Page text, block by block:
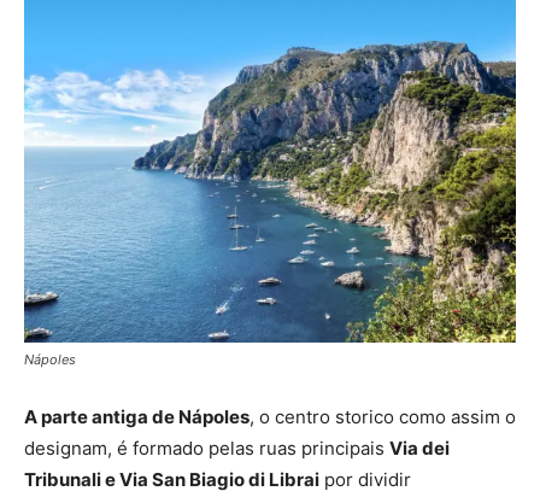
Nápoles
A parte antiga de Nápoles, o centro storico como assim o
designam, é formado pelas ruas principais Via dei
Tribunali e Via San Biagio di Librai por dividir